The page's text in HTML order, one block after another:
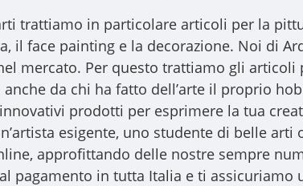
trattiamo in particolare articoli per la
il face painting e la decorazione. Noi di
mercato. Per questo trattiamo gli articoli
da chi ha fatto dell’arte il proprio
prodotti per esprimere la tua
esigente, uno studente di belle
approfittando delle nostre sempre
pagamento in tutta Italia e ti assicuriamo